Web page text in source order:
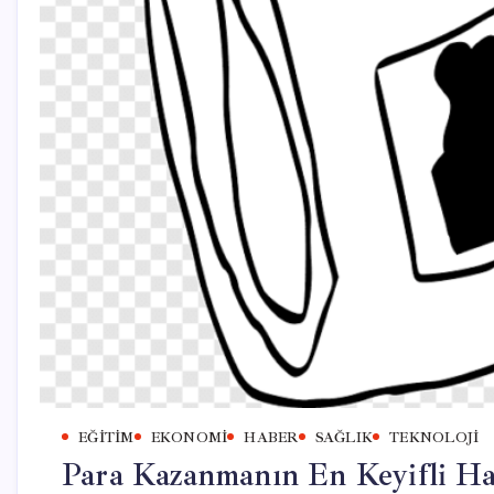
EĞITIM EKONOMI HABER SAĞLIK TEKNOLOJI
Para Kazanmanın En Keyifli